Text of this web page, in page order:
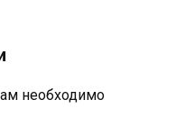
необходимо